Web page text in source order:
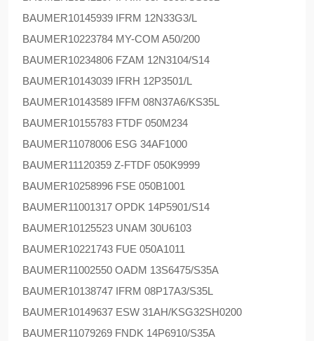
BAUMER10145939 IFRM 12N33G3/L
BAUMER10223784 MY-COM A50/200
BAUMER10234806 FZAM 12N3104/S14
BAUMER10143039 IFRH 12P3501/L
BAUMER10143589 IFFM 08N37A6/KS35L
BAUMER10155783 FTDF 050M234
BAUMER11078006 ESG 34AF1000
BAUMER11120359 Z-FTDF 050K9999
BAUMER10258996 FSE 050B1001
BAUMER11001317 OPDK 14P5901/S14
BAUMER10125523 UNAM 30U6103
BAUMER10221743 FUE 050A1011
BAUMER11002550 OADM 13S6475/S35A
BAUMER10138747 IFRM 08P17A3/S35L
BAUMER10149637 ESW 31AH/KSG32SH0200
BAUMER11079269 FNDK 14P6910/S35A